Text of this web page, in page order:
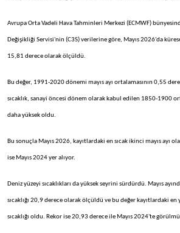
Avrupa Orta Vadeli Hava Tahminleri Merkezi (ECMWF)
Değişikliği Servisi'nin (C3S) verilerine göre, Mayıs 2026'da
15,81 derece olarak ölçüldü.
Bu değer, 1991-2020 dönemi mayıs ayı ortalamasının 0,55
sıcaklık, sanayi öncesi dönem olarak kabul edilen 1850-1900
daha yüksek oldu.
Bu sonuçla Mayıs 2026, kayıtlardaki en sıcak ikinci mayıs ayı
ise Mayıs 2024 yer alıyor.
Deniz yüzeyi sıcaklıkları da yüksek seyrini sürdürdü. Mayıs
sıcaklığı 20,9 derece olarak ölçüldü ve bu değer kayıtlardaki en
sıcaklığı oldu. Rekor ise 20,93 derece ile Mayıs 2024'te